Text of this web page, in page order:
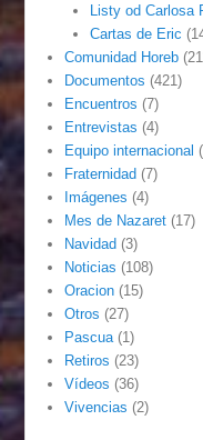
Listy od Carlosa
Cartas de Eric
Comunidad Horeb
Documentos (421)
Encuentros (7)
Entrevistas (4)
Equipo internacional
Fraternidad (7)
Imágenes (4)
Mes de Nazaret (17)
Navidad (3)
Noticias (108)
Oracion (15)
Otros (27)
Pascua (1)
Retiros (23)
Vídeos (36)
Vivencias (2)